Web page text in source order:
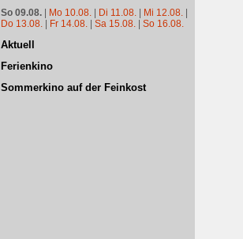
So 09.08. | Mo 10.08. | Di 11.08. | Mi 12.08. |
Do 13.08. | Fr 14.08. |Sa 15.08. |So 16.08.
Aktuell
Ferienkino
Sommerkino auf der Feinkost